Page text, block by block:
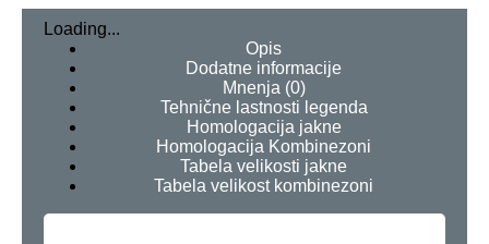
Loading...
Opis
Dodatne informacije
Mnenja (0)
Tehnične lastnosti legenda
Homologacija jakne
Homologacija Kombinezoni
Tabela velikosti jakne
Tabela velikost kombinezoni